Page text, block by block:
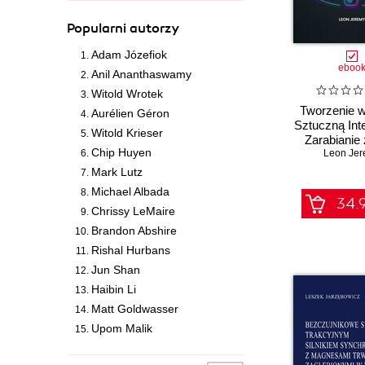
Instytut Badań Literackich
PAN
Instytut Elektrotechniki
Kar-Group
LOGOS MEDIA
Literat
Lubelska Akademia WSEI
MALWAREHUNTER
MT Biznes
Magazyn Programista
Marginesy
Media Rodzina
Medical Education
My Book
Kanon informatyki
Kompendium programisty
Kreatywna fotografia
Krok po kroku
Księga eksperta
Kurs
Learn
Młodzi giganci
programowania
Nieoficjalny podręcznik
Od inspiracji do obrazu
Popularni autorzy
Adam Józefiok
Anil Ananthaswamy
Witold Wrotek
Aurélien Géron
Witold Krieser
Chip Huyen
Mark Lutz
Michael Albada
Chrissy LeMaire
Brandon Abshire
Rishal Hurbans
Jun Shan
Haibin Li
Matt Goldwasser
Upom Malik
ebook
Tworzenie
Sztuczną
Zarabianie
Youtube,
Leon